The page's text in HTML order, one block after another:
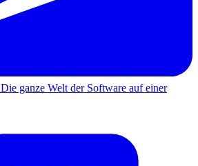
Die ganze Welt der Software auf einer